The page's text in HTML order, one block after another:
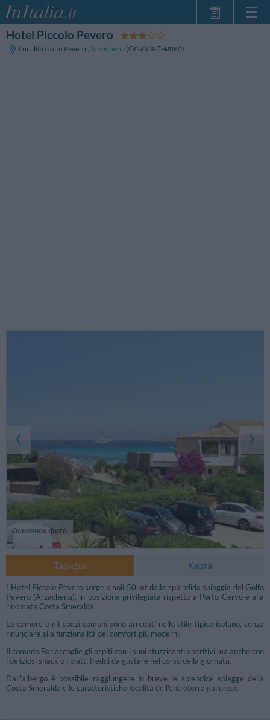
Hotel Piccolo Pevero
Località Golfo Pevero , Arzachena (Ольбия-Тeмпио)
Основное фото
Тарифы Карта
L'Hotel Piccolo Pevero sorge a soli 50 mt dalla splendida spiaggia del Golfo
Pevero (Arzachena), in posizione privilegiata rispetto a Porto Cervo e alla
rinomata Costa Smeralda.
Le camere e gli spazi comuni sono arredati nello stile tipico isolano, senza
rinunciare alla funzionalità dei comfort più moderni.
Il comodo Bar accoglie gli ospiti con i suoi stuzzicanti aperitivi ma anche con
i deliziosi snack o i piatti freddi da gustare nel corso della giornata.
Dall'albergo è possibile raggiungere in breve le splendide spiagge della
Costa Smeralda e le caratteristiche località dell'entroterra gallurese.